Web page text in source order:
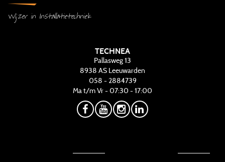
Wijzer in Installatietechniek
TECHNEA
Pallasweg 13
8938 AS Leeuwarden
058 - 2884739
Ma t/m Vr - 07:30 - 17:00